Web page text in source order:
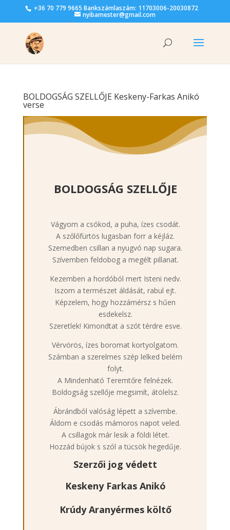
+36 70 779 9665 Bankszámlaszám: 11703006-20030872
nyibamester@gmail.com
BOLDOGSÁG SZELLŐJE Keskeny-Farkas Anikó
verse
BOLDOGSÁG SZELLŐJE
Vágyom a csókod, a puha, ízes csodát.
A szőlőfürtös lugasban forr a kéjláz.
Szemedben csillan a nyugvó nap sugara.
Szívemben feldobog a megélt pillanat.
Kezemben a hordóból mert Isteni nedv.
Iszom a természet áldását, rabul ejt.
Képzelem, hogy hozzámérsz s hűen
esdekelsz.
Szeretlek! Kimondtat a szót térdre esve.
Vérvörös, ízes boromat kortyolgatom.
Számban a szerelmes szép lelked belém
folyt.
A Mindenható Teremtőre felnézek.
Boldogság szellője megsimít, átölelsz.
Ábrándból valóság lépett a szívembe.
Áldom e csodás mámoros napot veled.
A csillagok már lesik a földi létet.
Hozzád bújok s szól a tücsök hegedűje.
Szerzői jog védett
Keskeny Farkas Anikó
Krúdy Aranyérmes költő